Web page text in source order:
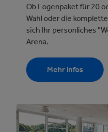
Ob Logenpaket für 20
Wahl oder die
sich Ihr persönliches
Arena.
Mehr Infos